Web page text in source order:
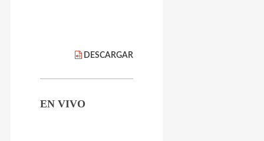
DESCARGAR
EN VIVO